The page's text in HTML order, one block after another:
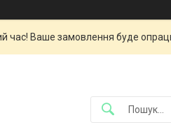
час! Ваше замовлення буде